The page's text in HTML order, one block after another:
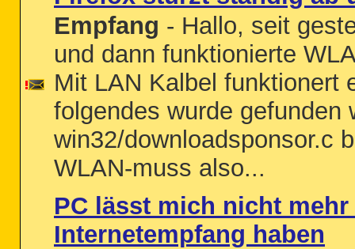
Empfang - Hallo, seit
und dann funktionierte
Mit LAN Kalbel funktionert
folgendes wurde gefunden
win32/downloadsponsor.c
WLAN-muss also...
PC lässt mich nicht
Internetempfang haben